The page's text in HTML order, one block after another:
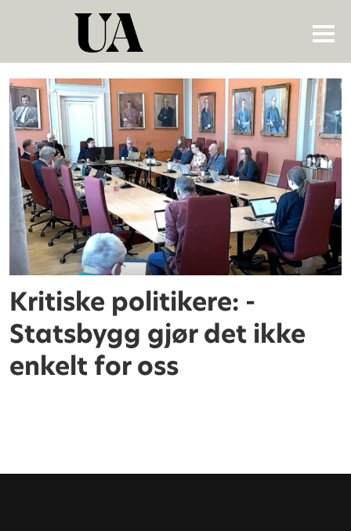
Tag:
marte
løvik
Kritiske politikere: -
Statsbygg gjør det ikke
enkelt for oss